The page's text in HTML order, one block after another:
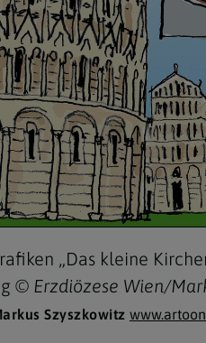
„Das kleine
© Erzdiözese Wien/
Szyszkowitz